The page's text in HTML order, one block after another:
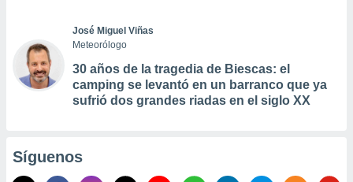
José Miguel Viñas
Meteorólogo
30 años de la tragedia de Biescas: el
camping se levantó en un barranco que ya
sufrió dos grandes riadas en el siglo XX
Síguenos